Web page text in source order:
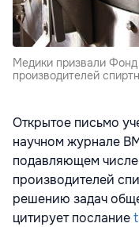
Медики призвали
производителей
Открытое письмо
научном журнале
подавляющем
производителей
решению задач
цитирует послание